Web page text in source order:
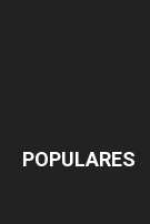
POPULARES